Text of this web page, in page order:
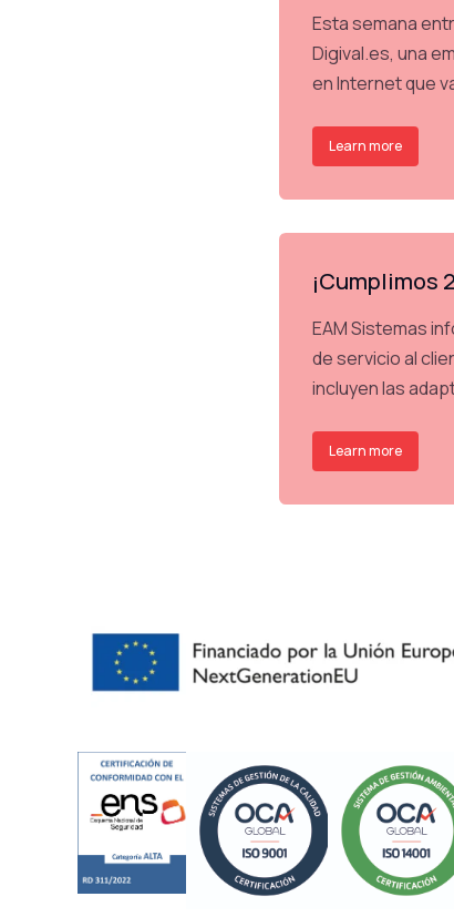
Esta semana
Digival.es, una
en Internet que
Learn more
¡Cumplimos
EAM Sistemas
de servicio al
incluyen las
Learn more